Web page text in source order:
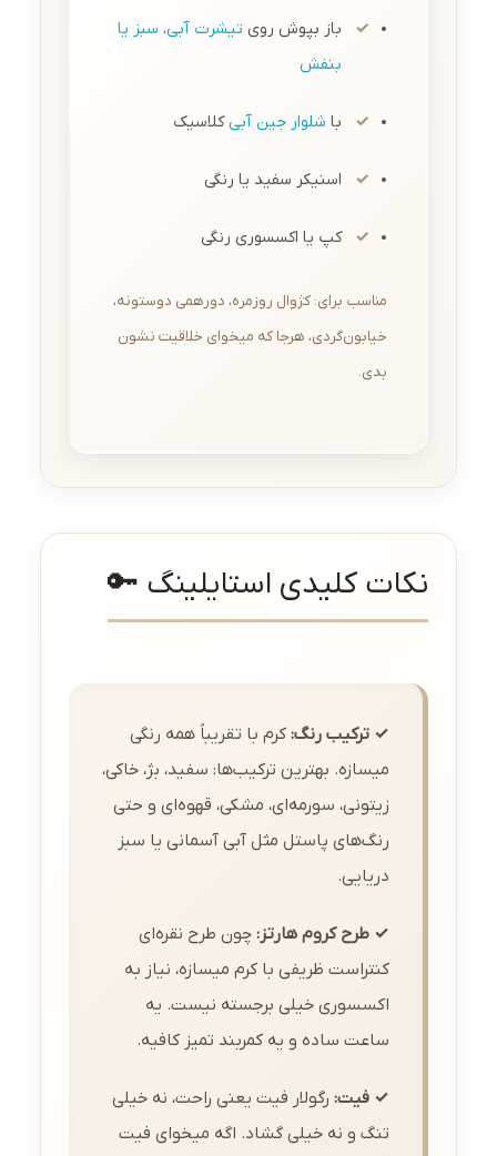
باز بپوش روی تیشرت آبی، سبز یا
بنفش
با شلوار جین آبیکلاسیک
اسنیکر سفید یا رنگی
کپ یا اکسسوری رنگی
مناسب برای: کژوال روزمره، دورهمی دوستونه،
خیابون‌گردی، هرجا که میخوای خلاقیت نشون
بدی.
نکات کلیدی استایلینگ 🔑
✓ ترکیب رنگ: کرم با تقریباً همه رنگی
میسازه. بهترین ترکیب‌ها: سفید، بژ، خاکی،
زیتونی، سورمه‌ای، مشکی، قهوه‌ای و حتی
رنگ‌های پاستل مثل آبی آسمانی یا سبز
دریایی.
✓ طرح کروم هارتز: چون طرح نقره‌ای
کنتراست ظریفی با کرم میسازه، نیاز به
اکسسوری خیلی برجسته نیست. یه
ساعت ساده و یه کمربند تمیز کافیه.
✓ فیت: رگولار فیت یعنی راحت، نه خیلی
تنگ و نه خیلی گشاد. اگه میخوای فیت